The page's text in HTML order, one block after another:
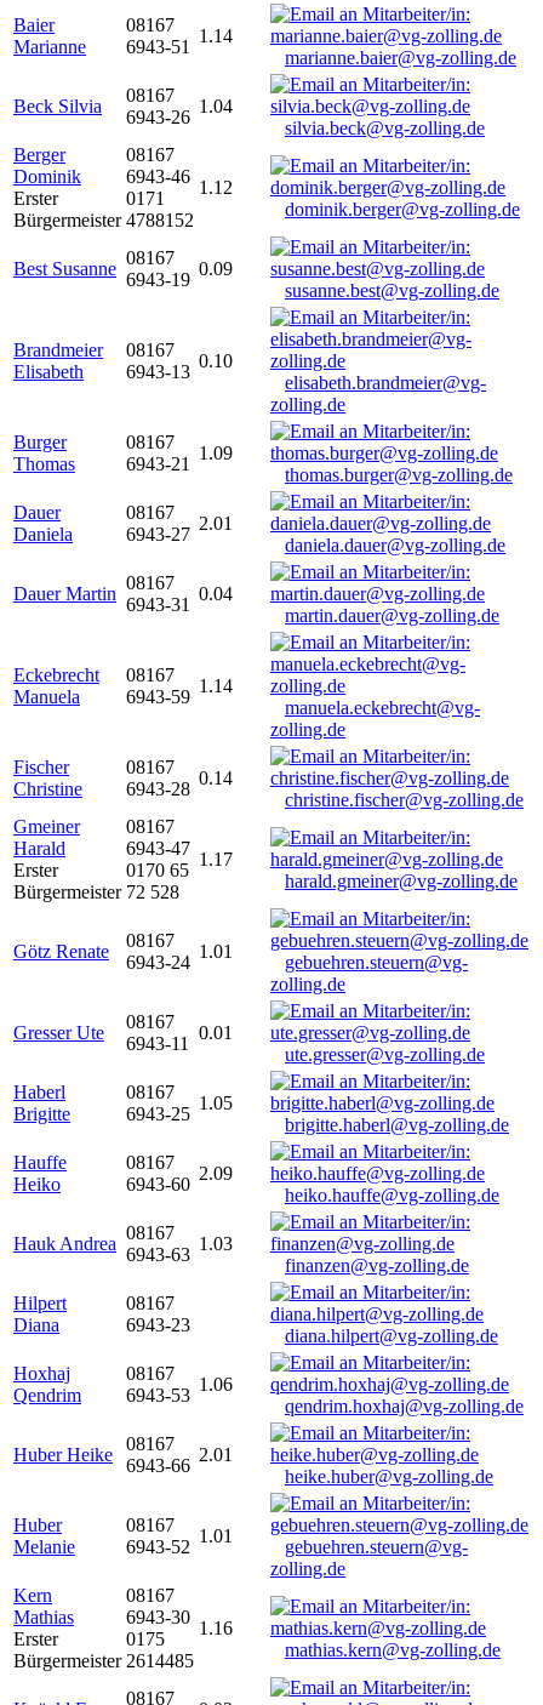
Baier
Marianne
08167
6943-51
1.14
marianne.baier@vg-zolling.de
Beck Silvia
08167
6943-26
1.04
silvia.beck@vg-zolling.de
Berger
Dominik
Erster
Bürgermeister
08167
6943-46
0171
4788152
1.12
dominik.berger@vg-zolling.de
Best Susanne
08167
6943-19
0.09
susanne.best@vg-zolling.de
Brandmeier
Elisabeth
08167
6943-13
0.10
elisabeth.brandmeier@vg-
zolling.de
Burger
Thomas
08167
6943-21
1.09
thomas.burger@vg-zolling.de
Dauer
Daniela
08167
6943-27
2.01
daniela.dauer@vg-zolling.de
Dauer Martin
08167
6943-31
0.04
martin.dauer@vg-zolling.de
Eckebrecht
Manuela
08167
6943-59
1.14
manuela.eckebrecht@vg-
zolling.de
Fischer
Christine
08167
6943-28
0.14
christine.fischer@vg-zolling.de
Gmeiner
Harald
Erster
Bürgermeister
08167
6943-47
0170 65
72 528
1.17
harald.gmeiner@vg-zolling.de
Götz Renate
08167
6943-24
1.01
gebuehren.steuern@vg-
zolling.de
Gresser Ute
08167
6943-11
0.01
ute.gresser@vg-zolling.de
Haberl
Brigitte
08167
6943-25
1.05
brigitte.haberl@vg-zolling.de
Hauffe
Heiko
08167
6943-60
2.09
heiko.hauffe@vg-zolling.de
Hauk Andrea
08167
6943-63
1.03
finanzen@vg-zolling.de
Hilpert
Diana
08167
6943-23
diana.hilpert@vg-zolling.de
Hoxhaj
Qendrim
08167
6943-53
1.06
qendrim.hoxhaj@vg-zolling.de
Huber Heike
08167
6943-66
2.01
heike.huber@vg-zolling.de
Huber
Melanie
08167
6943-52
1.01
gebuehren.steuern@vg-
zolling.de
Kern
Mathias
Erster
Bürgermeister
08167
6943-30
0175
2614485
1.16
mathias.kern@vg-zolling.de
08167